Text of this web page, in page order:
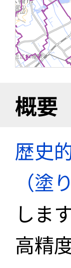
概要
歴史
（塗
しま
高精